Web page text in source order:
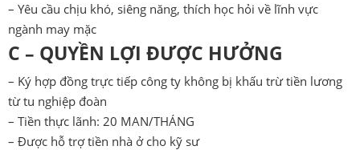
– Yêu cầu chịu khó, siêng năng, thích học hỏi về lĩnh vực
ngành may mặc
C – QUYỀN LỢI ĐƯỢC HƯỞNG
– Ký hợp đồng trực tiếp công ty không bị khấu trừ tiền lương
từ tu nghiệp đoàn
– Tiền thực lãnh: 20 MAN/THÁNG
– Được hỗ trợ tiền nhà ở cho kỹ sư